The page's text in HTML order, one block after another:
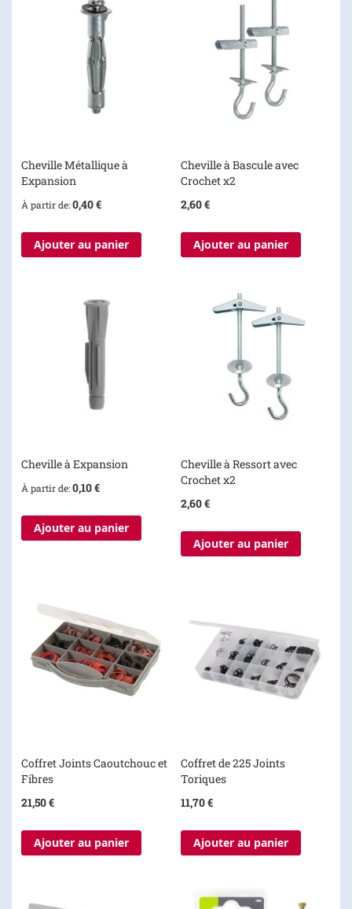
Cheville Métallique à
Expansion
À partir de 0,40 €
Ajouter au panier
Cheville à Bascule avec
Crochet x2
2,60 €
Ajouter au panier
Cheville à Expansion
À partir de 0,10 €
Ajouter au panier
Cheville à Ressort avec
Crochet x2
2,60 €
Ajouter au panier
Coffret Joints Caoutchouc et
Fibres
21,50 €
Ajouter au panier
Coffret de 225 Joints
Toriques
11,70 €
Ajouter au panier